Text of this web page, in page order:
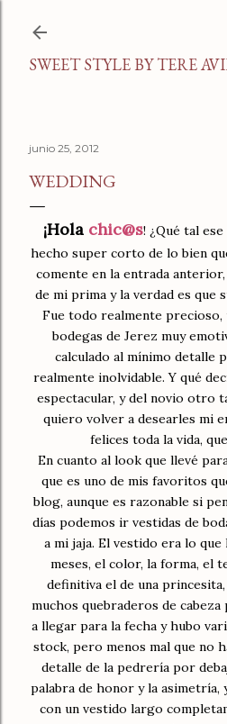
SWEET STYLE BY TERE
junio 25, 2012
WEDDING
¡Hola chic@s! ¿Qué tal
hecho super corto de lo bien
comente en la entrada
de mi prima y la verdad es que
Fue todo realmente precioso,
bodegas de Jerez muy
calculado al mínimo detalle
realmente inolvidable. Y qué
espectacular, y del novio otro
quiero volver a desearles mi
felices toda la vida,
En cuanto al look que llevé
que es uno de mis favoritos
blog, aunque es razonable si
días podemos ir vestidas de
a mi jaja. El vestido era lo que
meses, el color, la forma, el
definitiva el de una
muchos quebraderos de
a llegar para la fecha y hubo
stock, pero menos mal que no
detalle de la pedrería por
palabra de honor y la asimetría,
con un vestido largo